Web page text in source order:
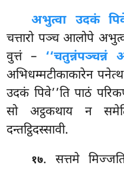
अभुत्वा उदकं
चत्तारो पञ्च आलोपे
वुत्तं – ‘‘चतुन्नंपञ्चन्नं
अभिधम्मटीकाकारेन
उदकं पिवे’’ति पाठं
सो अट्ठकथाय न
दन्तट्ठिदस्सावी.
१७. सत्तमे